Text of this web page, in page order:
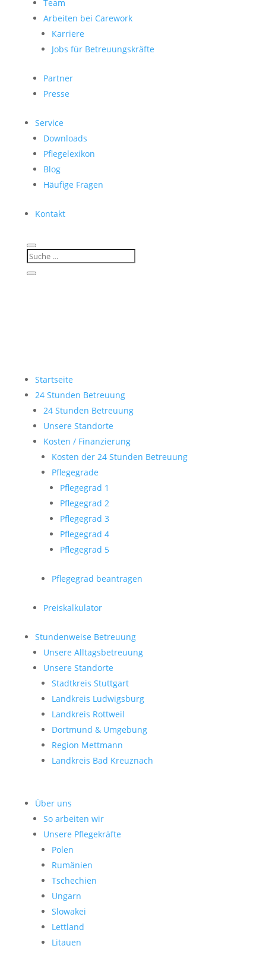
Team
Arbeiten bei Carework
Karriere
Jobs für Betreuungskräfte
Partner
Presse
Service
Downloads
Pflegelexikon
Blog
Häufige Fragen
Kontakt
Startseite
24 Stunden Betreuung
24 Stunden Betreuung
Unsere Standorte
Kosten / Finanzierung
Kosten der 24 Stunden Betreuung
Pflegegrade
Pflegegrad 1
Pflegegrad 2
Pflegegrad 3
Pflegegrad 4
Pflegegrad 5
Pflegegrad beantragen
Preiskalkulator
Stundenweise Betreuung
Unsere Alltagsbetreuung
Unsere Standorte
Stadtkreis Stuttgart
Landkreis Ludwigsburg
Landkreis Rottweil
Dortmund & Umgebung
Region Mettmann
Landkreis Bad Kreuznach
Über uns
So arbeiten wir
Unsere Pflegekräfte
Polen
Rumänien
Tschechien
Ungarn
Slowakei
Lettland
Litauen